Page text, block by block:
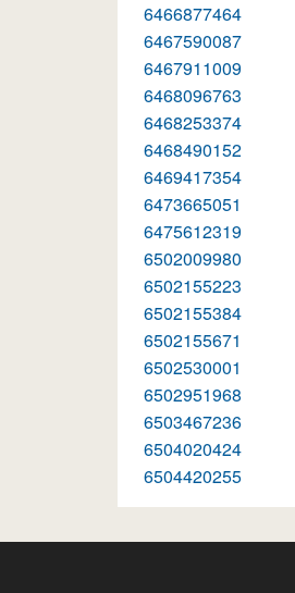
6466877464
6467590087
6467911009
6468096763
6468253374
6468490152
6469417354
6473665051
6475612319
6502009980
6502155223
6502155384
6502155671
6502530001
6502951968
6503467236
6504020424
6504420255